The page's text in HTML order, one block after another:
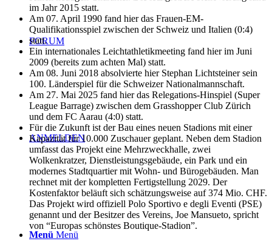
FORUM
ANMELDEN
Menü Menü
im Jahr 2015 statt.
Am 07. April 1990 fand hier das Frauen-EM-
Qualifikationsspiel zwischen der Schweiz und Italien (0:4)
statt.
Ein internationales Leichtathletikmeeting fand hier im Juni
2009 (bereits zum achten Mal) statt.
Am 08. Juni 2018 absolvierte hier Stephan Lichtsteiner sein
100. Länderspiel für die Schweizer Nationalmannschaft.
Am 27. Mai 2025 fand hier das Relegations-Hinspiel (Super
League Barrage) zwischen dem Grasshopper Club Zürich
und dem FC Aarau (4:0) statt.
Für die Zukunft ist der Bau eines neuen Stadions mit einer
Kapazität für 10.000 Zuschauer geplant. Neben dem Stadion
umfasst das Projekt eine Mehrzweckhalle, zwei
Wolkenkratzer, Dienstleistungsgebäude, ein Park und ein
modernes Stadtquartier mit Wohn- und Bürogebäuden. Man
rechnet mit der kompletten Fertigstellung 2029. Der
Kostenfaktor beläuft sich schätzungsweise auf 374 Mio. CHF.
Das Projekt wird offiziell Polo Sportivo e degli Eventi (PSE)
genannt und der Besitzer des Vereins, Joe Mansueto, spricht
von “Europas schönstes Boutique-Stadion”.